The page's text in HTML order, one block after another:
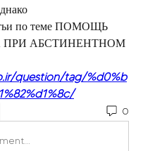
по теме ПОМОЩЬ
ПРИ АБСТИНЕНТНОМ
question/tag/%d0%b
0